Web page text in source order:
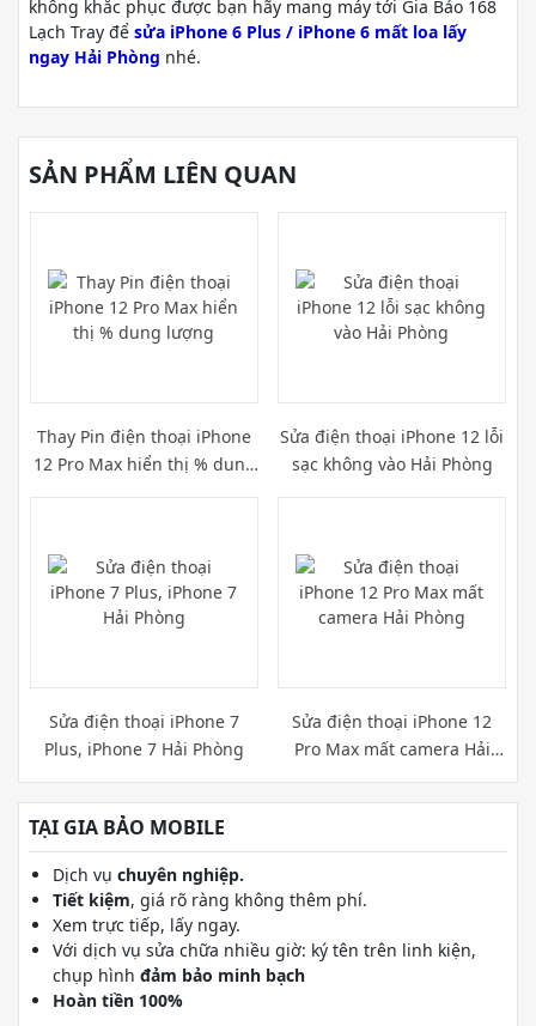
không khắc phục được bạn hãy mang máy tới Gia Bảo 168
Lạch Tray để sửa iPhone 6 Plus / iPhone 6 mất loa lấy
ngay Hải Phòng nhé.
SẢN PHẨM LIÊN QUAN
Thay Pin điện thoại iPhone
12 Pro Max hiển thị % dung
Sửa điện thoại iPhone 12 lỗi
sạc không vào Hải Phòng
Sửa điện thoại iPhone 7
Plus, iPhone 7 Hải Phòng
Sửa điện thoại iPhone 12
Pro Max mất camera Hải
TẠI GIA BẢO MOBILE
Dịch vụ chuyên nghiệp.
Tiết kiệm, giá rõ ràng không thêm phí.
Xem trực tiếp, lấy ngay.
Với dịch vụ sửa chữa nhiều giờ: ký tên trên linh kiện,
chụp hình đảm bảo minh bạch
Hoàn tiền 100%